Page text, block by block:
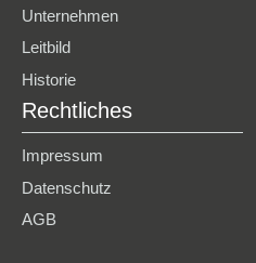
Unternehmen
Leitbild
Historie
Rechtliches
Impressum
Datenschutz
AGB